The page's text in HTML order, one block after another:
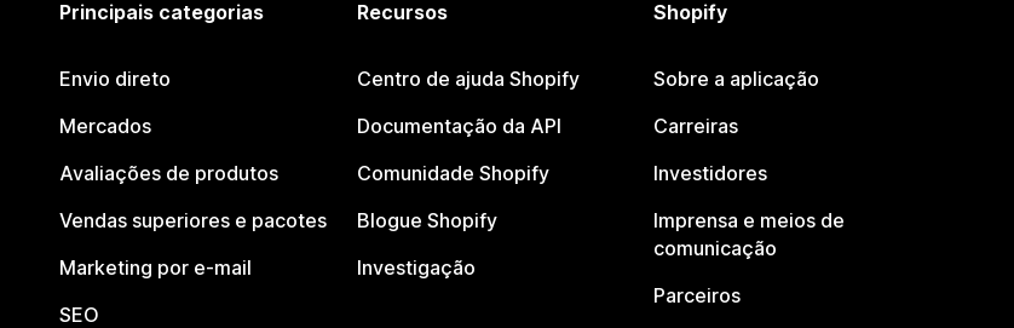
Principais categorias
Envio direto
Mercados
Avaliações de produtos
Vendas superiores e pacotes
Marketing por e-mail
SEO
Recursos
Centro de ajuda Shopify
Documentação da API
Comunidade Shopify
Blogue Shopify
Investigação
Shopify
Sobre a aplicação
Carreiras
Investidores
Imprensa e meios de
comunicação
Parceiros